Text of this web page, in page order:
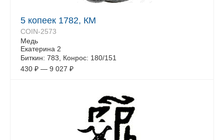
5 копеек 1782, КМ
COIN-2573
Медь
Екатерина 2
Биткин: 783, Конрос: 180/151
430 ₽ — 9 027 ₽